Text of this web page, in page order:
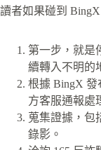
讀者如果碰到
第一步，就是
續轉入不明的
根據 BingX 發
方客服通報處
蒐集證據，包
錄影。